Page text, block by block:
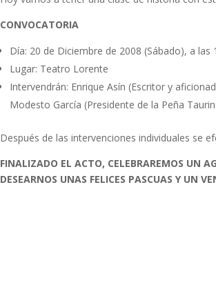
CONVOCATORIA
Día: 20 de Diciembre de 2008 (Sábado), a las
Lugar: Teatro Lorente
Intervendrán: Enrique Asín (Escritor y
Modesto García (Presidente de la Peña
Después de las intervenciones individuales se
FINALIZADO EL ACTO, CELEBRAREMOS UN
DESEARNOS UNAS FELICES PASCUAS Y UN